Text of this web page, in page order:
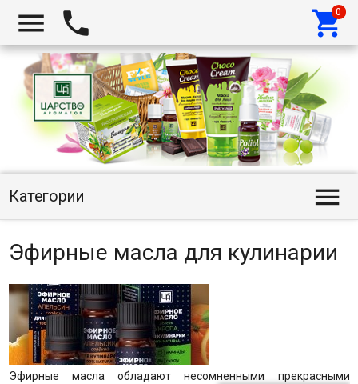
  
Категории 
Эфирные масла для кулинарии
Эфирные масла обладают несомненными прекрасными